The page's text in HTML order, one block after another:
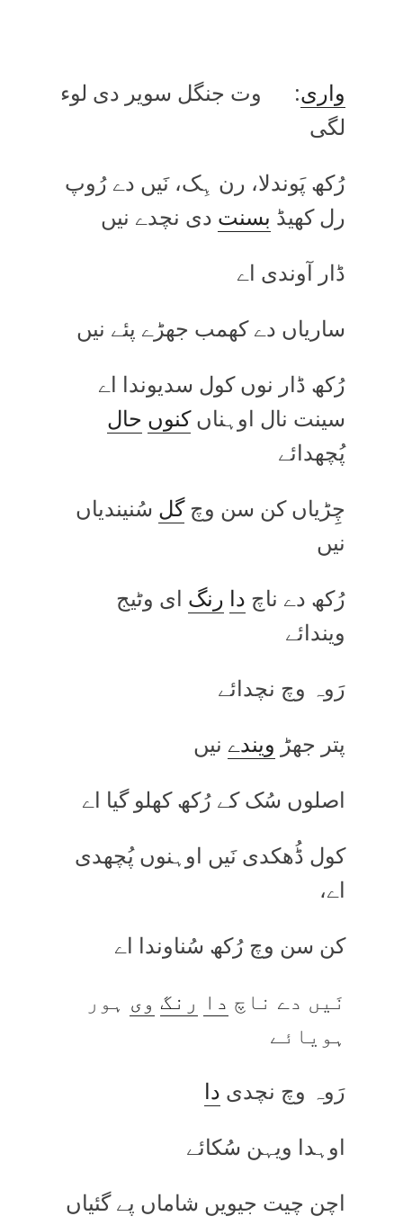
واری: وت جنگل سویر دی لوء
لگی
رُکھ پَوندلا، رن ہِک، نَیں دے رُوپ
رل کھیڈ بسنت دی نچدے نیں
ڈار آوندی اے
ساریاں دے کھمب جھڑے پئے نیں
رُکھ ڈار نوں کول سدیوندا اے
سینت نال اوہناںکنوں حال
پُچھدائے
چِڑیاں کن سن وچگل سُنیندیاں
نیں
رُکھ دے ناچ دا رنگ ای وٹیج
ویندائے
رَوہ وچ نچدائے
پتر جھڑ ویندے نیں
اصلوں سُک کے رُکھ کھلو گیا اے
کول ڈُھکدی نَیں اوہنوں پُچھدی
اے،
کن سن وچ رُکھ سُناوندا اے
نَیں دے ناچ دا رنگ وی ہور
ہویائے
رَوہ وچ نچدی دا
اوہدا ویہن سُکائے
اچن چیت جیویں شاماں پے گئیاں